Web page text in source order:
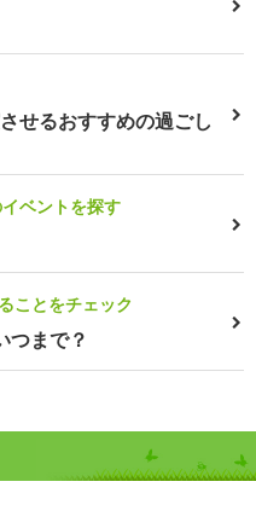
せるおすすめの過ごし
ベントを探す
ことをチェック
つまで？